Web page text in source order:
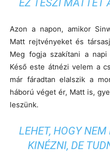
EZ TESZI MATTET
Azon a napon, amikor
Matt rejtvényeket és
Meg fogja szakítani a
Késő este átnézi velem a
már fáradtan elalszik a
háború véget ér, Matt is,
leszünk.
LEHET, HOGY
KINÉZNI, DE